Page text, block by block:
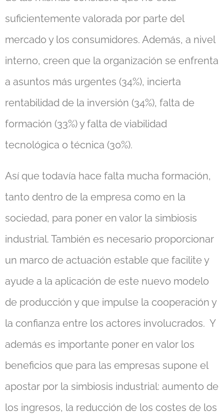
suficientemente valorada por parte del
mercado y los consumidores. Además, a nivel
interno, creen que la organización se enfrenta
a asuntos más urgentes (34%), incierta
rentabilidad de la inversión (34%), falta de
formación (33%) y falta de viabilidad
tecnológica o técnica (30%).
Así que todavía hace falta mucha formación,
tanto dentro de la empresa como en la
sociedad, para poner en valor la simbiosis
industrial. También es necesario proporcionar
un marco de actuación estable que facilite y
ayude a la aplicación de este nuevo modelo
de producción y que impulse la cooperación y
la confianza entre los actores involucrados. Y
además es importante poner en valor los
beneficios que para las empresas supone el
apostar por la simbiosis industrial: aumento de
los ingresos, la reducción de los costes de los